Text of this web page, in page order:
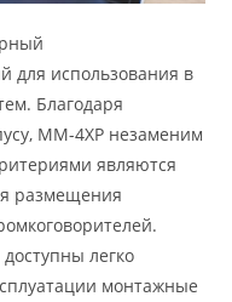
для использования в
Благодаря
МM-4ХP незаменим
являются
размещения
легко
монтажные